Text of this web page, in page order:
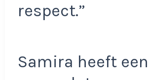
respect.”
Samira heeft